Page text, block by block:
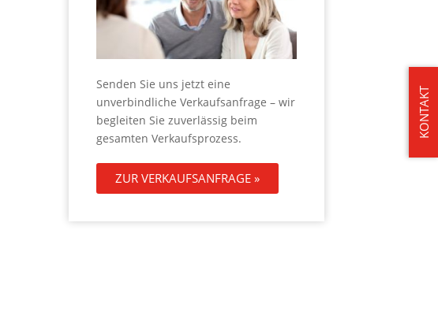
KONTAKT
Senden Sie uns jetzt eine
unverbindliche Verkaufsanfrage – wir
begleiten Sie zuverlässig beim
gesamten Verkaufsprozess.
ZUR VERKAUFSANFRAGE »